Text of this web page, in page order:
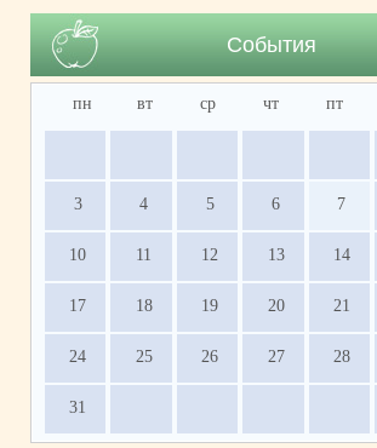
События
пн вт ср чт пт
3 4 5 6 7
10 11 12 13 14
17 18 19 20 21
24 25 26 27 28
31